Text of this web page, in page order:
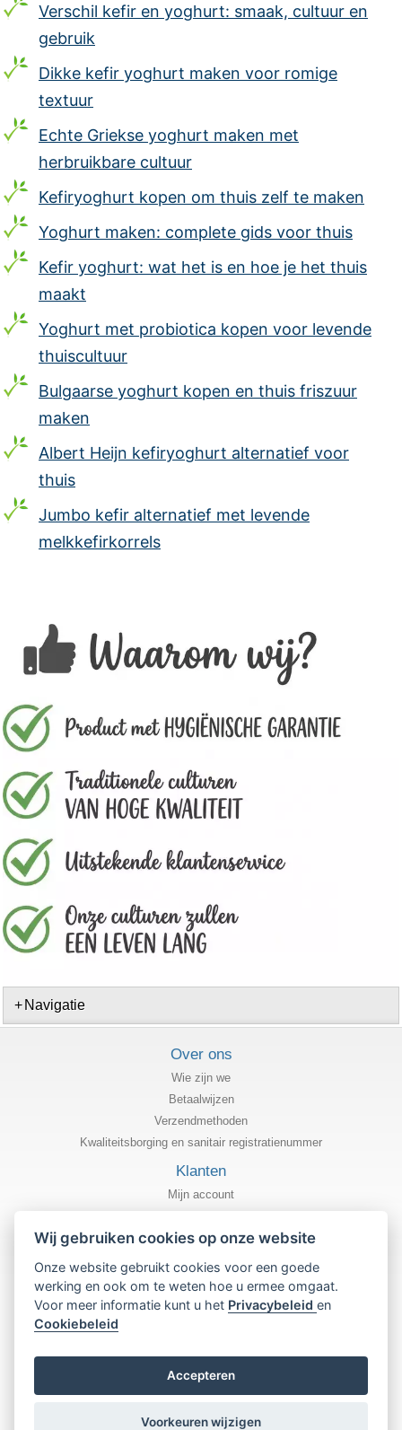
Verschil kefir en yoghurt: smaak, cultuur en
gebruik
Dikke kefir yoghurt maken voor romige
textuur
Echte Griekse yoghurt maken met
herbruikbare cultuur
Kefiryoghurt kopen om thuis zelf te maken
Yoghurt maken: complete gids voor thuis
Kefir yoghurt: wat het is en hoe je het thuis
maakt
Yoghurt met probiotica kopen voor levende
thuiscultuur
Bulgaarse yoghurt kopen en thuis friszuur
maken
Albert Heijn kefiryoghurt alternatief voor
thuis
Jumbo kefir alternatief met levende
melkkefirkorrels
Navigatie
Over ons
Wie zijn we
Betaalwijzen
Verzendmethoden
Kwaliteitsborging en sanitair registratienummer
Klanten
Mijn account
Informatie
Privacybeleid
Algemene gebruiksvoorwaarden
Cookiebeleid
Wij gebruiken cookies op onze website
Onze website gebruikt cookies voor een goede
werking en ook om te weten hoe u ermee omgaat.
Voor meer informatie kunt u het Privacybeleiden
Cookiebeleid
Accepteren
Voorkeuren wijzigen